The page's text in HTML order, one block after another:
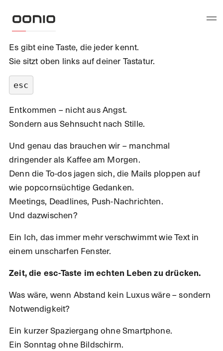
Es gibt eine Taste, die jeder kennt.
Sie sitzt oben links auf deiner Tastatur.
esc
Entkommen – nicht aus Angst.
Sondern aus Sehnsucht nach Stille.
Und genau das brauchen wir – manchmal
dringender als Kaffee am Morgen.
Denn die To-dos jagen sich, die Mails ploppen auf
wie popcornsüchtige Gedanken.
Meetings, Deadlines, Push-Nachrichten.
Und dazwischen?
Ein Ich, das immer mehr verschwimmt wie Text in
einem unscharfen Fenster.
Zeit, die esc-Taste im echten Leben zu drücken.
Was wäre, wenn Abstand kein Luxus wäre – sondern
Notwendigkeit?
Ein kurzer Spaziergang ohne Smartphone.
Ein Sonntag ohne Bildschirm.